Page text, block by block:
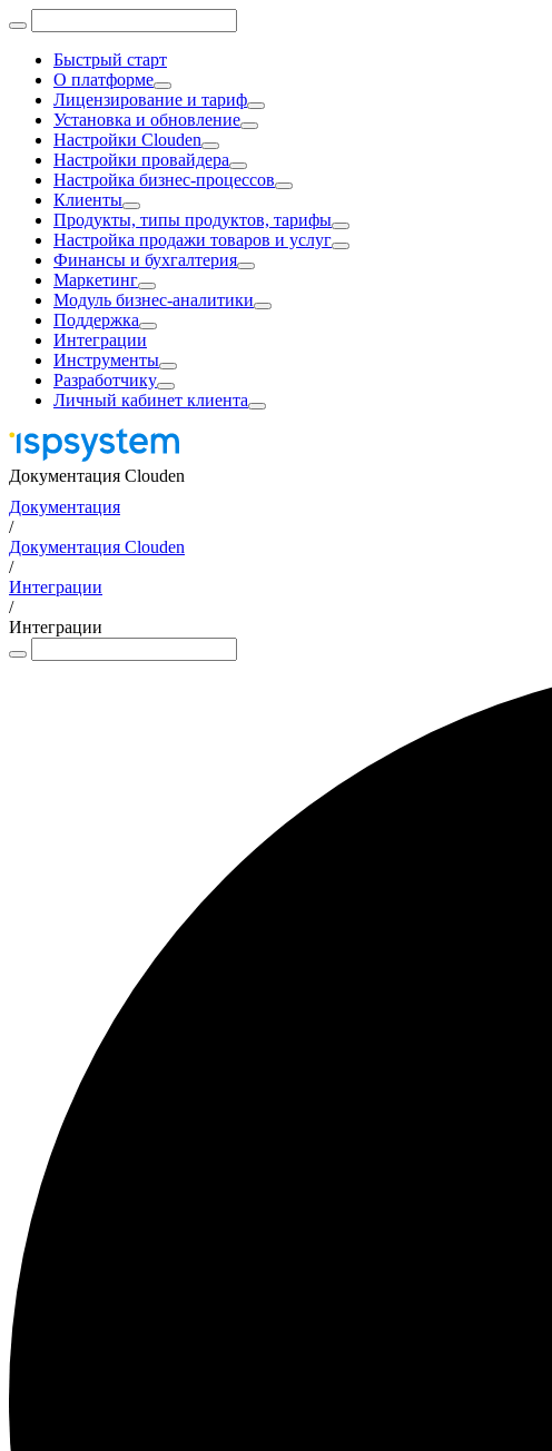
Быстрый старт
О платформе
Лицензирование и тариф
Установка и обновление
Настройки Clouden
Настройки провайдера
Настройка бизнес-процессов
Клиенты
Продукты, типы продуктов, тарифы
Настройка продажи товаров и услуг
Финансы и бухгалтерия
Маркетинг
Модуль бизнес-аналитики
Поддержка
Интеграции
Инструменты
Разработчику
Личный кабинет клиента
Документация Clouden
Документация
/
Документация Clouden
/
Интеграции
/
Интеграции